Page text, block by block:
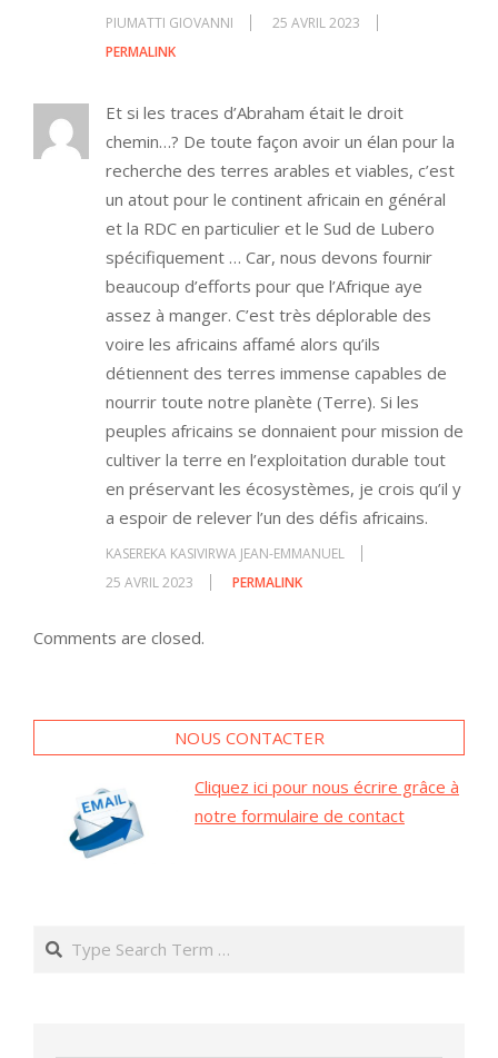
PIUMATTI GIOVANNI
25 AVRIL 2023
PERMALINK
Et si les traces d’Abraham était le droit
chemin…? De toute façon avoir un élan pour la
recherche des terres arables et viables, c’est
un atout pour le continent africain en général
et la RDC en particulier et le Sud de Lubero
spécifiquement … Car, nous devons fournir
beaucoup d’efforts pour que l’Afrique aye
assez à manger. C’est très déplorable des
voire les africains affamé alors qu’ils
détiennent des terres immense capables de
nourrir toute notre planète (Terre). Si les
peuples africains se donnaient pour mission de
cultiver la terre en l’exploitation durable tout
en préservant les écosystèmes, je crois qu’il y
a espoir de relever l’un des défis africains.
KASEREKA KASIVIRWA JEAN-EMMANUEL
25 AVRIL 2023
PERMALINK
Comments are closed.
NOUS CONTACTER
Cliquez ici pour nous écrire grâce à
notre formulaire de contact
Search